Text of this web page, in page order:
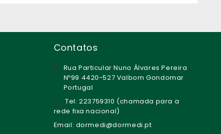
Contatos
Rua Particular Nuno Álvares Pereira
Nº99 4420-527 Valbom Gondomar
Portugal
Tel: 223759310 (chamada para a
rede fixa nacional)
Email: dormedi@dormedi.pt